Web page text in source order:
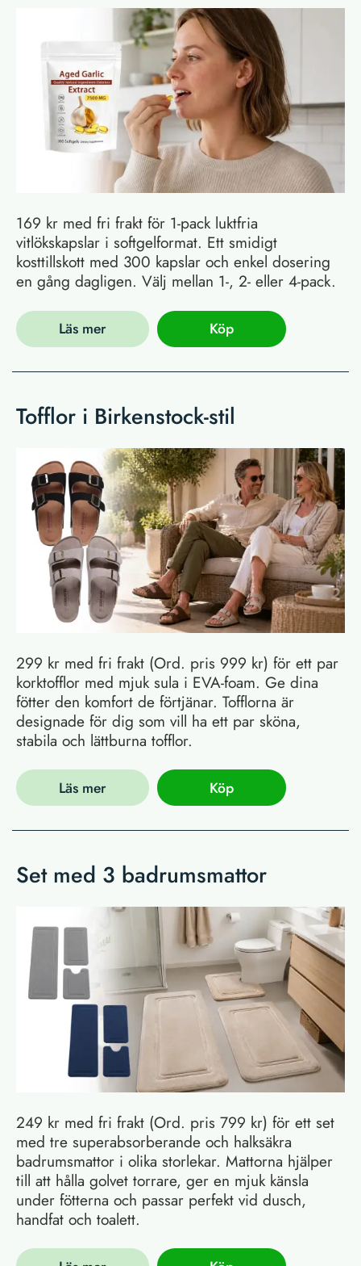
169 kr med fri frakt för 1-pack luktfria
vitlökskapslar i softgelformat. Ett smidigt
kosttillskott med 300 kapslar och enkel dosering
en gång dagligen. Välj mellan 1-, 2- eller 4-pack.
Läs mer Köp
Tofflor i Birkenstock-stil
299 kr med fri frakt (Ord. pris 999 kr) för ett par
korktofflor med mjuk sula i EVA-foam. Ge dina
fötter den komfort de förtjänar. Tofflorna är
designade för dig som vill ha ett par sköna,
stabila och lättburna tofflor.
Läs mer Köp
Set med 3 badrumsmattor
249 kr med fri frakt (Ord. pris 799 kr) för ett set
med tre superabsorberande och halksäkra
badrumsmattor i olika storlekar. Mattorna hjälper
till att hålla golvet torrare, ger en mjuk känsla
under fötterna och passar perfekt vid dusch,
handfat och toalett.